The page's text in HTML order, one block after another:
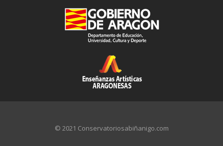
© 2021 Conservatoriosabiñanigo.com